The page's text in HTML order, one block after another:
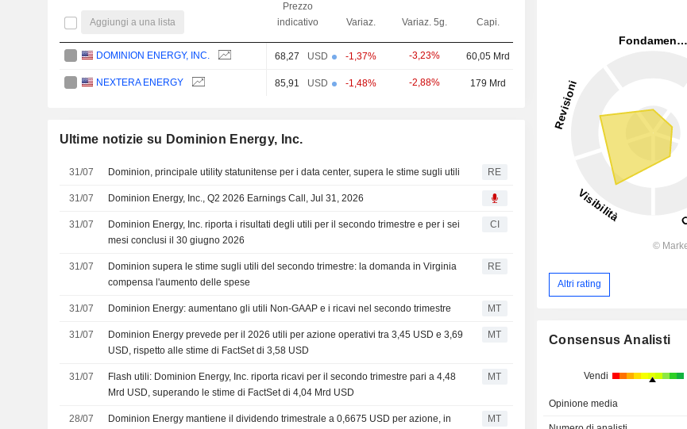
Aggiungi a una lista
Prezzo
indicativo
Variaz. Variaz. 5g. Capi.
DOMINION ENERGY, INC. 68,27 USD -1,37% -3,23% 60,05 Mrd
NEXTERA ENERGY 85,91 USD -1,48% -2,88% 179 Mrd
Ultime notizie su Dominion Energy, Inc.
31/07 Dominion, principale utility statunitense per i data center, supera le stime sugli utili RE
31/07 Dominion Energy, Inc., Q2 2026 Earnings Call, Jul 31, 2026
31/07
Dominion Energy, Inc. riporta i risultati degli utili per il secondo trimestre e per i sei
mesi conclusi il 30 giugno 2026
CI
31/07
Dominion supera le stime sugli utili del secondo trimestre: la domanda in Virginia
compensa l'aumento delle spese
RE
31/07 Dominion Energy: aumentano gli utili Non-GAAP e i ricavi nel secondo trimestre MT
31/07
Dominion Energy prevede per il 2026 utili per azione operativi tra 3,45 USD e 3,69
USD, rispetto alle stime di FactSet di 3,58 USD
MT
31/07
Flash utili: Dominion Energy, Inc. riporta ricavi per il secondo trimestre pari a 4,48
Mrd USD, superando le stime di FactSet di 4,04 Mrd USD
MT
28/07
Dominion Energy mantiene il dividendo trimestrale a 0,6675 USD per azione, in
MT
Altri rating
Consensus Analisti
Vendi
Opinione media